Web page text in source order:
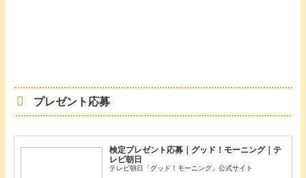
プレゼント応募
検定プレゼント応募｜グッド！モーニング｜テ
レビ朝日
テレビ朝日「グッド！モーニング」公式サイト